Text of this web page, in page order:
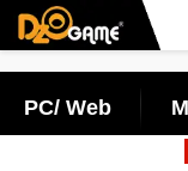
PC/ Web
Garena hợp tác cùng